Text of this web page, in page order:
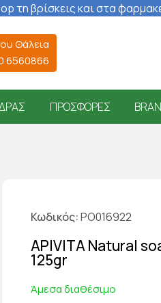
τη βρίσκεις και στα
Θάλεια
6560866
ΠΡΟΣΦΟΡΈΣ
Κωδικός PO016922
APIVITA Natural
125gr
Άμεσα διαθέσιμο